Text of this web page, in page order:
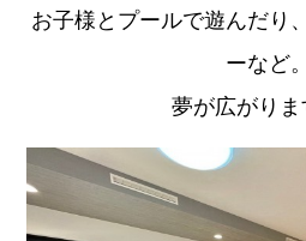
お子様とプールで遊んだり
ーなど。
夢が広がり